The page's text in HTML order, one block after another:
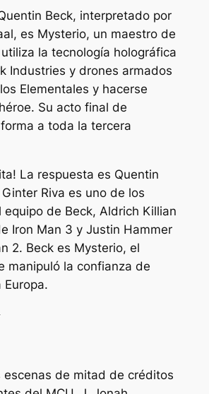
Beck, interpretado por
es Mysterio, un maestro de
la tecnología holográfica
Industries y drones armados
Elementales y hacerse
Su acto final de
a toda la tercera
La respuesta es Quentin
Riva es uno de los
equipo de Beck, Aldrich Killian
Iron Man 3 y Justin Hammer
2. Beck es Mysterio, el
manipuló la confianza de
Europa.
escenas de mitad de créditos